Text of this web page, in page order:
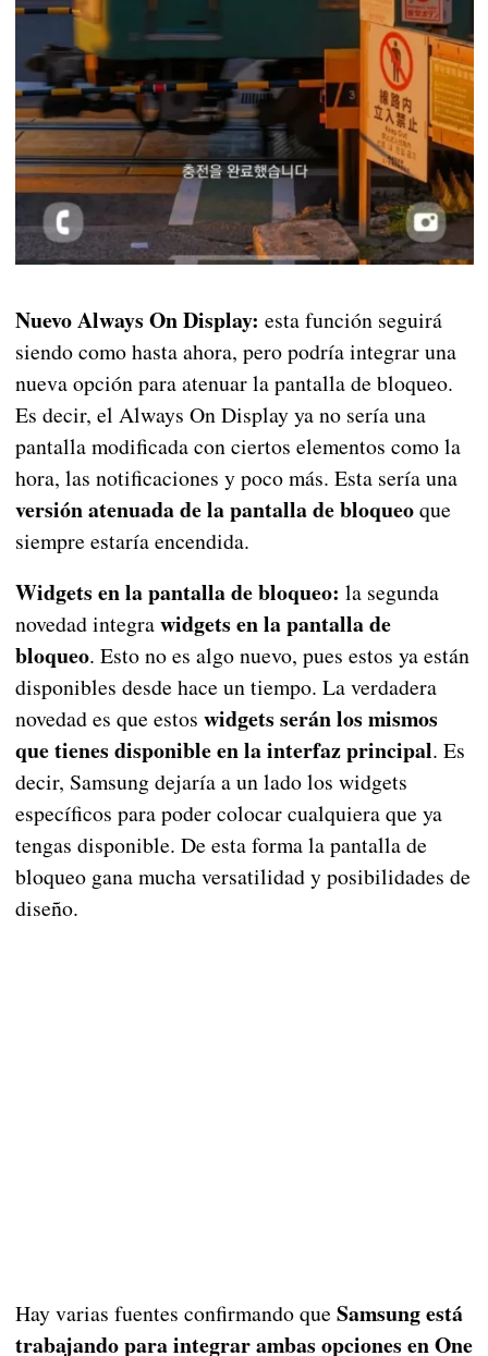
Nuevo Always On Display: esta función seguirá
siendo como hasta ahora, pero podría integrar una
nueva opción para atenuar la pantalla de bloqueo.
Es decir, el Always On Display ya no sería una
pantalla modificada con ciertos elementos como la
hora, las notificaciones y poco más. Esta sería una
versión atenuada de la pantalla de bloqueoque
siempre estaría encendida.
Widgets en la pantalla de bloqueo: la segunda
novedad integrawidgets en la pantalla de
bloqueo. Esto no es algo nuevo, pues estos ya están
disponibles desde hace un tiempo. La verdadera
novedad es que estos widgets serán los mismos
que tienes disponible en la interfaz principal. Es
decir, Samsung dejaría a un lado los widgets
específicos para poder colocar cualquiera que ya
tengas disponible. De esta forma la pantalla de
bloqueo gana mucha versatilidad y posibilidades de
diseño.
Hay varias fuentes confirmando que Samsung está
trabajando para integrar ambas opciones en One